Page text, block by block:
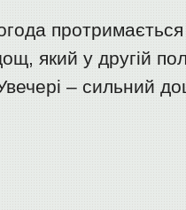
протримається
який у другій
– сильний